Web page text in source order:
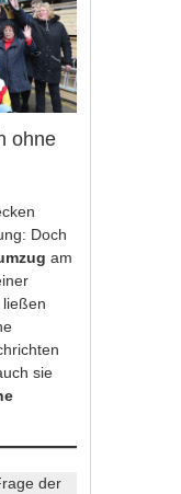
ohne
Doch
am
sie
der